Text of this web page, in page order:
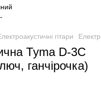
гітари
Tyma D-3C
ганчірочка)